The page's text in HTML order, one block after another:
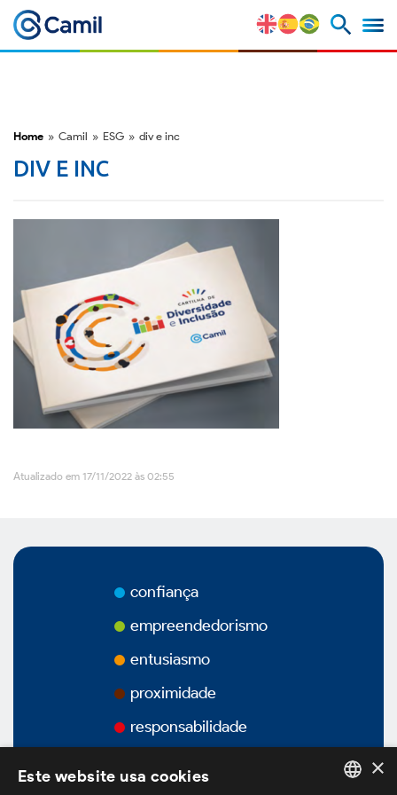
Perfil Corporativo
Estratégia e Vantagens
Competitivas
M&A e Mercado de Capitais
ESG
Prêmios
Vídeos
Podcasts
Governança Corporativa
Visão Geral
Estatuto Social
Estrutura Acionária
Home » Camil » ESG » div e inc
DIV E INC
Atualizado em 17/11/2022 às 02:55
confiança
empreendedorismo
entusiasmo
proximidade
responsabilidade
×
Este website usa cookies